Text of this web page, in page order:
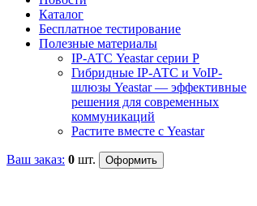
Каталог
Бесплатное тестирование
Полезные материалы
IP-АТС Yeastar серии P
Гибридные IP-АТС и VoIP-
шлюзы Yeastar — эффективные
решения для современных
коммуникаций
Растите вместе с Yeastar
Ваш заказ: 0 шт.